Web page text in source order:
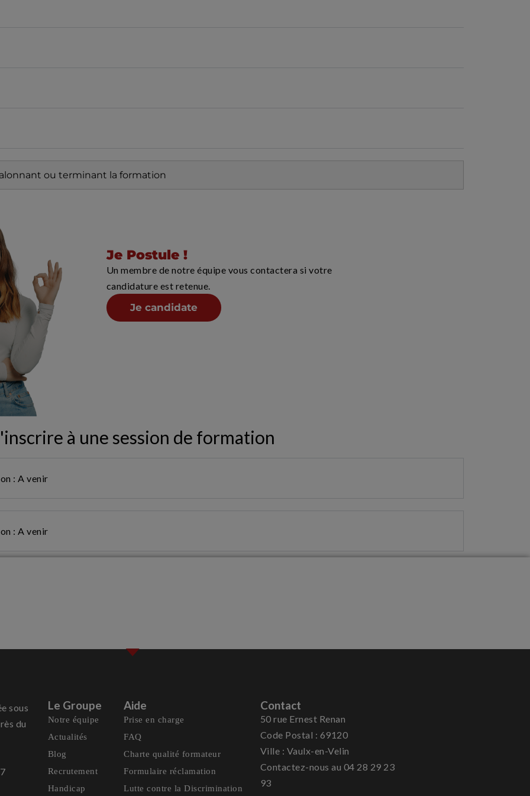
ou terminant la formation
Je Postule !
Un membre de notre équipe vous contactera si votre
candidature est retenue.
Je candidate
à une session de formation
: A venir
: A venir
sous
du
Le Groupe
Notre équipe
Actualités
Blog
Recrutement
Handicap
Aide
Prise en charge
FAQ
Charte qualité formateur
Formulaire réclamation
Lutte contre la Discrimination
Contact
50 rue Ernest Renan
Code Postal : 69120
Ville : Vaulx-en-Velin
Contactez-nous au 04 28 29 23
93